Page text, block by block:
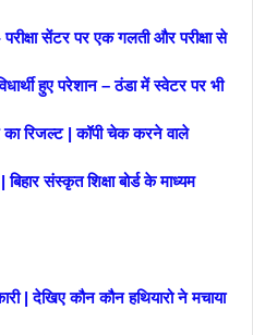
सेंटर पर एक गलती और परीक्षा से
हुए परेशान – ठंडा में स्वेटर पर भी
का रिजल्ट | कॉपी चेक करने वाले
बिहार संस्कृत शिक्षा बोर्ड के माध्यम
| देखिए कौन कौन हथियारो ने मचाया